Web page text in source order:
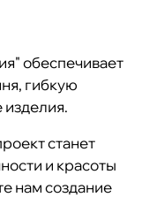
обеспечивает
гибкую
изделия.
станет
и красоты
нам создание